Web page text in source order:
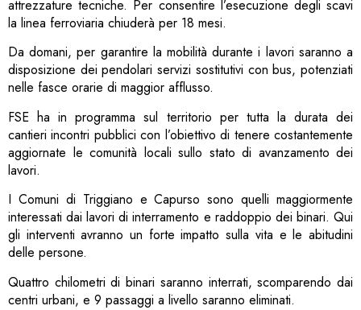
attrezzature tecniche. Per consentire l’esecuzione degli scavi
la linea ferroviaria chiuderà per 18 mesi.
Da domani, per garantire la mobilità durante i lavori saranno a
disposizione dei pendolari servizi sostitutivi con bus, potenziati
nelle fasce orarie di maggior afflusso.
FSE ha in programma sul territorio per tutta la durata dei
cantieri incontri pubblici con l’obiettivo di tenere costantemente
aggiornate le comunità locali sullo stato di avanzamento dei
lavori.
I Comuni di Triggiano e Capurso sono quelli maggiormente
interessati dai lavori di interramento e raddoppio dei binari. Qui
gli interventi avranno un forte impatto sulla vita e le abitudini
delle persone.
Quattro chilometri di binari saranno interrati, scomparendo dai
centri urbani, e 9 passaggi a livello saranno eliminati.